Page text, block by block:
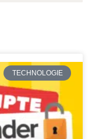
TECHNOLOGIE